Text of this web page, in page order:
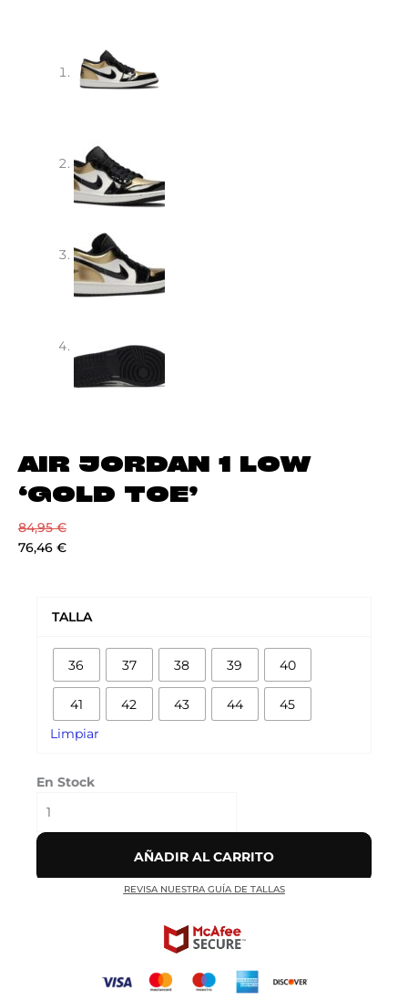
AIR JORDAN 1 LOW
‘GOLD TOE’
84,95€
76,46 €
TALLA
36 37 38 39 40
41 42 43 44 45
Limpiar
En Stock
LOW
'GOLD
TOE'
cantidad
AÑADIR AL CARRITO
REVISA NUESTRA GUÍA DE TALLAS